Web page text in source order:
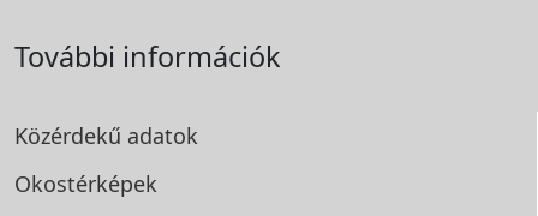
További információk
Közérdekű adatok
Okostérképek